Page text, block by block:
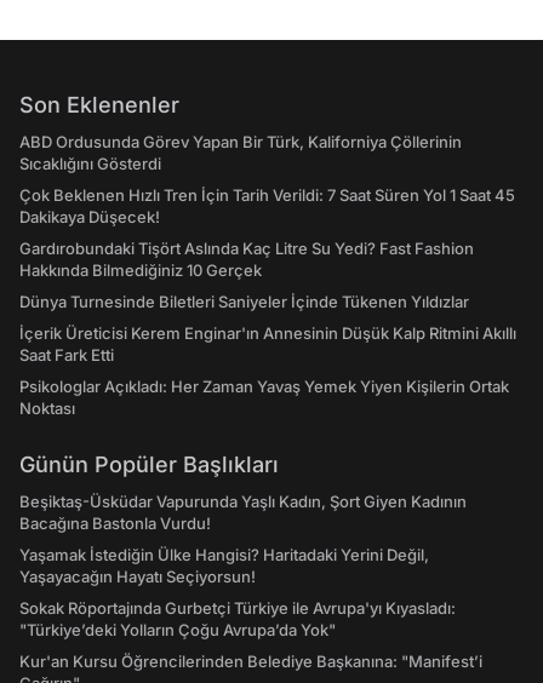
Son Eklenenler
ABD Ordusunda Görev Yapan Bir Türk, Kaliforniya Çöllerinin
Sıcaklığını Gösterdi
Çok Beklenen Hızlı Tren İçin Tarih Verildi: 7 Saat Süren Yol 1 Saat 45
Dakikaya Düşecek!
Gardırobundaki Tişört Aslında Kaç Litre Su Yedi? Fast Fashion
Hakkında Bilmediğiniz 10 Gerçek
Dünya Turnesinde Biletleri Saniyeler İçinde Tükenen Yıldızlar
İçerik Üreticisi Kerem Enginar'ın Annesinin Düşük Kalp Ritmini Akıllı
Saat Fark Etti
Psikologlar Açıkladı: Her Zaman Yavaş Yemek Yiyen Kişilerin Ortak
Noktası
Günün Popüler Başlıkları
Beşiktaş-Üsküdar Vapurunda Yaşlı Kadın, Şort Giyen Kadının
Bacağına Bastonla Vurdu!
Yaşamak İstediğin Ülke Hangisi? Haritadaki Yerini Değil,
Yaşayacağın Hayatı Seçiyorsun!
Sokak Röportajında Gurbetçi Türkiye ile Avrupa'yı Kıyasladı:
"Türkiye’deki Yolların Çoğu Avrupa’da Yok"
Kur'an Kursu Öğrencilerinden Belediye Başkanına: "Manifest’i